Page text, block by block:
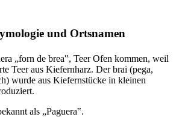
und Ortsnamen
„forn de brea‟, Teer Ofen kommen, weil
Teer aus Kiefernharz. Derbrai (pega,
wurde aus Kiefernstücke in kleinen
als „Paguera‟.